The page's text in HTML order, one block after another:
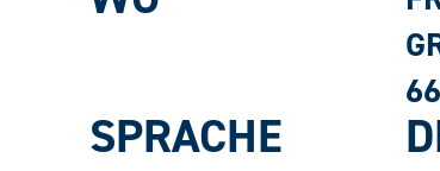
SPRACHE